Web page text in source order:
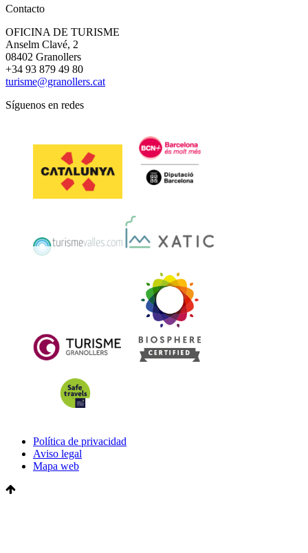
Contacto
OFICINA DE TURISME
Anselm Clavé, 2
08402 Granollers
+34 93 879 49 80
turisme@granollers.cat
Síguenos en redes
Política de privacidad
Aviso legal
Mapa web